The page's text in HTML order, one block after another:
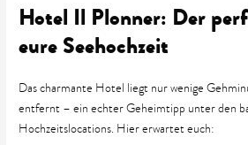
Hotel Il Plonner: Der
eure Seehochzeit
Das charmante Hotel liegt nur wenige
entfernt – ein echter Geheimtipp unter den
Hochzeitslocations. Hier erwartet euch: